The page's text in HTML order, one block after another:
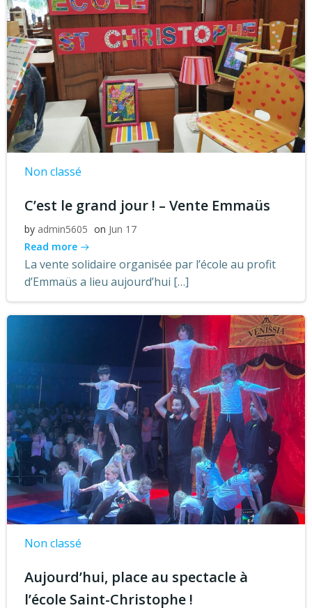
Non classé
C’est le grand jour ! – Vente Emmaüs
by admin5605 on Jun 17
Read more
La vente solidaire organisée par l’école au profit
d’Emmaüs a lieu aujourd’hui […]
Non classé
Aujourd’hui, place au spectacle à
l’école Saint-Christophe !